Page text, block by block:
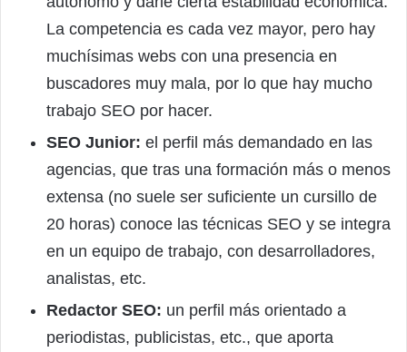
La competencia es cada vez mayor, pero hay
muchísimas webs con una presencia en
buscadores muy mala, por lo que hay mucho
trabajo SEO por hacer.
SEO Junior: el perfil más demandado en las
agencias, que tras una formación más o menos
extensa (no suele ser suficiente un cursillo de
20 horas) conoce las técnicas SEO y se integra
en un equipo de trabajo, con desarrolladores,
analistas, etc.
Redactor SEO: un perfil más orientado a
periodistas, publicistas, etc., que aporta